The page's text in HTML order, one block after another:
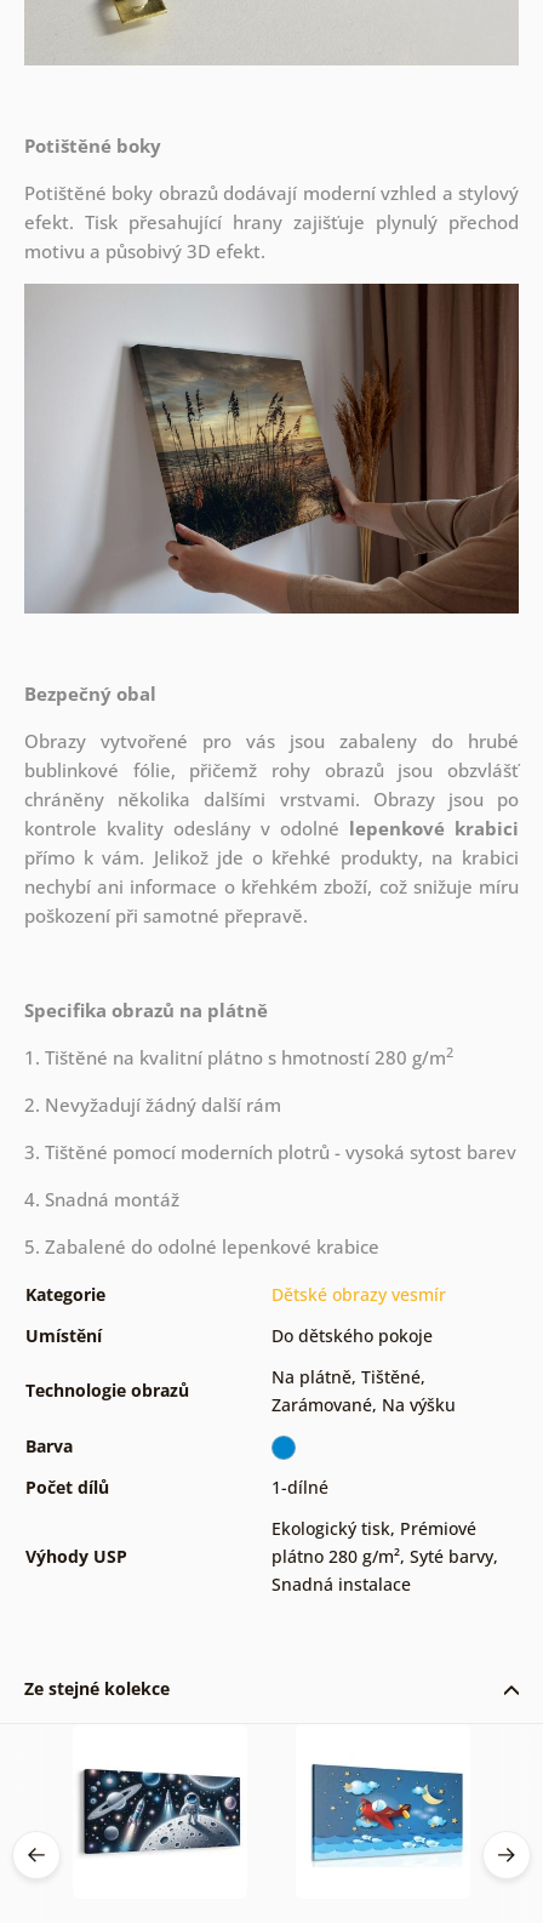
Potištěné boky
Potištěné boky obrazů dodávají moderní vzhled a stylový
efekt. Tisk přesahující hrany zajišťuje plynulý přechod
motivu a působivý 3D efekt.
Bezpečný obal
Obrazy vytvořené pro vás jsou zabaleny do hrubé
bublinkové fólie, přičemž rohy obrazů jsou obzvlášť
chráněny několika dalšími vrstvami. Obrazy jsou po
kontrole kvality odeslány v odolné lepenkové krabici
přímo k vám. Jelikož jde o křehké produkty, na krabici
nechybí ani informace o křehkém zboží, což snižuje míru
poškození při samotné přepravě.
Specifika obrazů na plátně
1. Tištěné na kvalitní plátno s hmotností 280 g/m2
2. Nevyžadují žádný další rám
3. Tištěné pomocí moderních plotrů - vysoká sytost barev
4. Snadná montáž
5. Zabalené do odolné lepenkové krabice
Kategorie
Dětské obrazy vesmír
Umístění
Do dětského pokoje
Technologie obrazů
Na plátně, Tištěné,
Zarámované, Na výšku
Barva
Počet dílů
1-dílné
Výhody USP
Ekologický tisk, Prémiové
plátno 280 g/m², Syté barvy,
Snadná instalace
Ze stejné kolekce